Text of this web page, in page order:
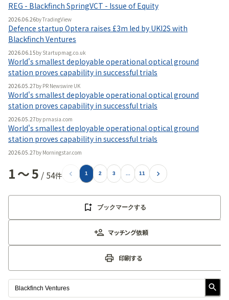
無料で使ってみる
REG - Blackfinch SpringVCT - Issue of Equity
2026.06.26byTradingView
Defence startup Optera raises £3m led by UKI2S with
Blackfinch Ventures
2026.06.15by Startupmag.co.uk
World's smallest deployable operational optical ground
station proves capability in successful trials
2026.05.27by PR Newswire UK
World's smallest deployable operational optical ground
station proves capability in successful trials
2026.05.27by prnasia.com
World's smallest deployable operational optical ground
station proves capability in successful trials
2026.05.27by Morningstar.com
1〜5 / 54件 1 2 3 11
ブックマークする
マッチング依頼
印刷する